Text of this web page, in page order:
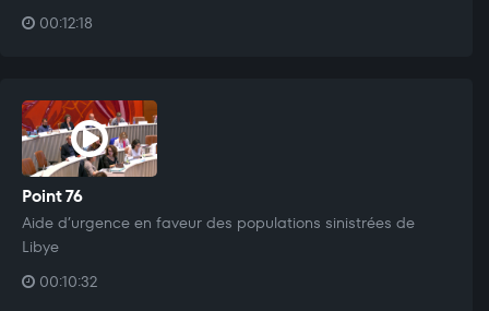
00:12:18
Point 76
Aide d’urgence en faveur des populations sinistrées de
Libye
00:10:32